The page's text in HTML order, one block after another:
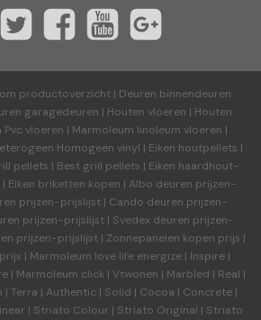
productoverzicht| Deuren binnendeuren
garagedeuren | Houten vloeren | Houten
Pvc vloeren | Marmoleum linoleum vloeren |
Homogeen vinyl | Eiken houtpellets |
pellets | Best grill pellets | Eiken haardhout-
| Eiken briketten kopen | Albo deuren prijzen-
prijzen-prijslijst | Cando deuren prijzen-
prijzen-prijslijst | Svedex deuren prijzen-
prijzen-prijslijst| Zonnepanelen kopen prijs |
| Marmoleum love life energize | Inspire |
| Marmoleum click| Vtwonen | Marbled | Real |
| Terra | Authentic | Solid | Cocoa | Concrete |
| Striato Colour | Striato Original | Striato